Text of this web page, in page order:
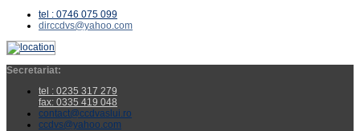
tel : 0746 075 099
dirccdvs@yahoo.com
Secretariat:
tel : 0235 317 279
fax: 0335 419 048
contact@ccdvaslui.ro
ccdvs@yahoo.com